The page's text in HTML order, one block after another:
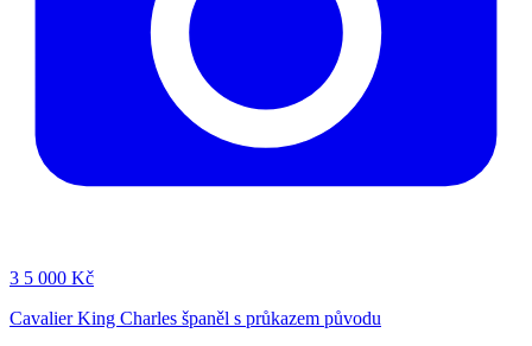
3 5 000 Kč
Cavalier King Charles španěl s průkazem původu